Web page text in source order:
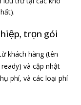
trọn gói
khách hàng (tên
và cập nhật
phí, và các loại phí